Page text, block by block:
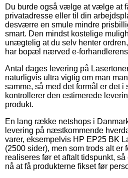
Du burde også vælge at vælge at
privatadresse eller til din
desværre en smule mindre
smart. Den mindst kostelige
unægtelig at du selv henter
har bopæl nærved e-
Antal dages levering på
naturligvis ultra vigtig om man
samme, så med det formål er det i
kontrollerer den estimerede
produkt.
En lang række netshops i
levering på næstkommende
varer, eksempelvis HP EP25 BK
(2500 sider), men som trods alt er
realiseres før et aftalt tidspunkt,
nå at få produkterne fikset før